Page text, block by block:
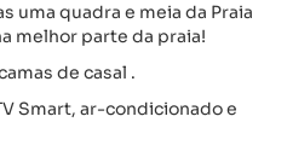
uma quadra e meia da Praia
melhor parte da praia!
de casal .
Smart, ar-condicionado e